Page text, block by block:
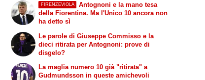
FIRENZEVIOLA
Antognoni e la mano tesa
della Fiorentina. Ma l'Unico 10 ancora non
ha detto sì
Le parole di Giuseppe Commisso e la
dieci ritirata per Antognoni: prove di
disgelo?
La maglia numero 10 già "ritirata" a
Gudmundsson in queste amichevoli